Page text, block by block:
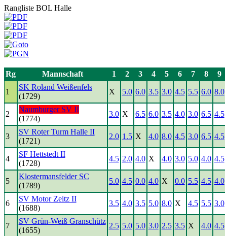
Rangliste BOL Halle
Rg Mannschaft 1 2 3 4 5 6 7 8 9
1
SK Roland Weißenfels
(1729)
X 5.0 6.0 3.5 3.0 4.5 5.5 6.0 8.0
2
Naumburger SV II
(1774)
3.0 X 6.5 6.0 3.5 4.0 3.0 6.5 4.5
3
SV Roter Turm Halle II
(1721)
2.0 1.5 X 4.0 8.0 4.5 3.0 6.5 4.5
4
SF Hettstedt II
(1728)
4.5 2.0 4.0 X 4.0 3.0 5.0 4.0 4.5
5
Klostermansfelder SC
(1789)
5.0 4.5 0.0 4.0 X 0.0 5.5 4.5 4.0
6
SV Motor Zeitz II
(1688)
3.5 4.0 3.5 5.0 8.0 X 4.5 5.5 3.0
7
SV Grün-Weiß Granschütz
(1655)
2.5 5.0 5.0 3.0 2.5 3.5 X 4.0 4.5